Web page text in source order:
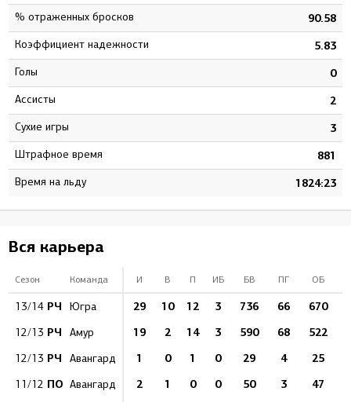
% отраженных бросков 90.58
Коэффициент надежности 5.83
Голы 0
Ассисты 2
Сухие игры 3
штрафное время 881
Время на льду 1824:23
Вся карьера
Сезон Команда И В П ИБ БВ ПГ ОБ
13/14 РЧ Югра 29 10 12 3 736 66 670
12/13 РЧ Амур 19 2 14 3 590 68 522
12/13 РЧ Авангард 1 0 1 0 29 4 25
11/12 ПО Авангард 2 1 0 0 50 3 47